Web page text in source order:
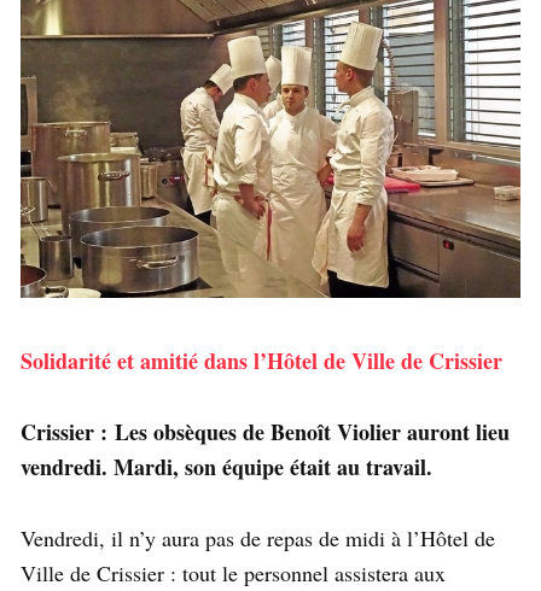
Solidarité et amitié dans l’Hôtel de Ville de Crissier
Crissier : Les obsèques de Benoît Violier auront lieu
vendredi. Mardi, son équipe était au travail.
Vendredi, il n’y aura pas de repas de midi à l’Hôtel de
Ville de Crissier : tout le personnel assistera aux